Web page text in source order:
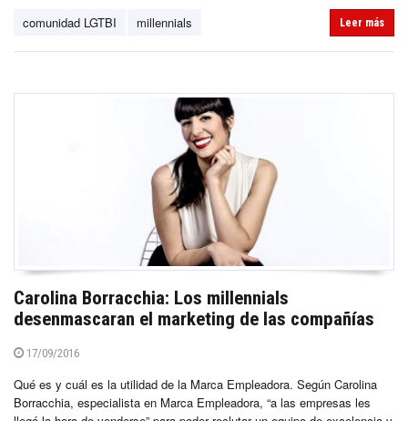
comunidad LGTBI millennials Leer más
Carolina Borracchia: Los millennials
desenmascaran el marketing de las compañías
17/09/2016
Qué es y cuál es la utilidad de la Marca Empleadora. Según Carolina
Borracchia, especialista en Marca Empleadora, “a las empresas les